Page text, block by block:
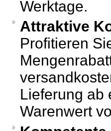
Werktage.
Attraktive
Profitieren
Lieferung ab
Warenwert